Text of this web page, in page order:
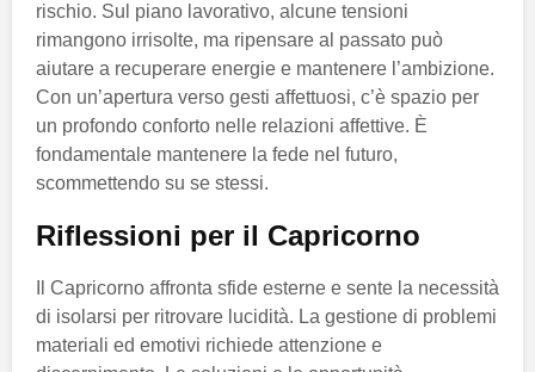
rischio. Sul piano lavorativo, alcune tensioni
rimangono irrisolte, ma ripensare al passato può
aiutare a recuperare energie e mantenere l’ambizione.
Con un’apertura verso gesti affettuosi, c’è spazio per
un profondo conforto nelle relazioni affettive. È
fondamentale mantenere la fede nel futuro,
scommettendo su se stessi.
Riflessioni per il Capricorno
Il Capricorno affronta sfide esterne e sente la necessità
di isolarsi per ritrovare lucidità. La gestione di problemi
materiali ed emotivi richiede attenzione e